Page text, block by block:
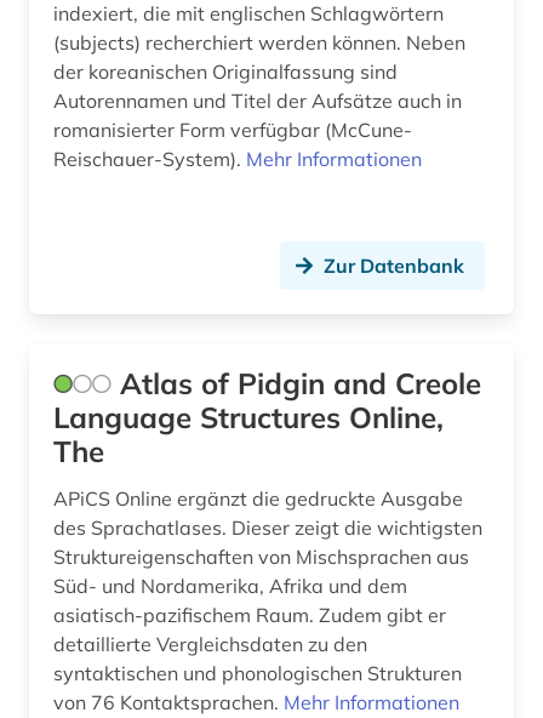
hong kong (1)
indien (15)
indigene völker (1)
indigenes volk (1)
indonesien (2)
inschriften (1)
internationale beziehungen (2)
internationale politik (3)
internationaler terrorismus (1)
internationales recht (1)
indexiert, die mit englischen Schlagwörtern
(subjects) recherchiert werden können. Neben
der koreanischen Originalfassung sind
Autorennamen und Titel der Aufsätze auch in
romanisierter Form verfügbar (McCune-
Reischauer-System). Mehr Informationen
Zur Datenbank
Atlas of Pidgin and Creole
Language Structures Online,
The
APiCS Online ergänzt die gedruckte Ausgabe
des Sprachatlases. Dieser zeigt die wichtigsten
Struktureigenschaften von Mischsprachen aus
Süd- und Nordamerika, Afrika und dem
asiatisch-pazifischem Raum. Zudem gibt er
detaillierte Vergleichsdaten zu den
syntaktischen und phonologischen Strukturen
von 76 Kontaktsprachen. Mehr Informationen